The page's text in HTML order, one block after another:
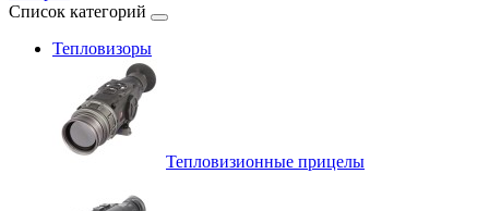
Список категорий
Тепловизоры
Тепловизионные прицелы